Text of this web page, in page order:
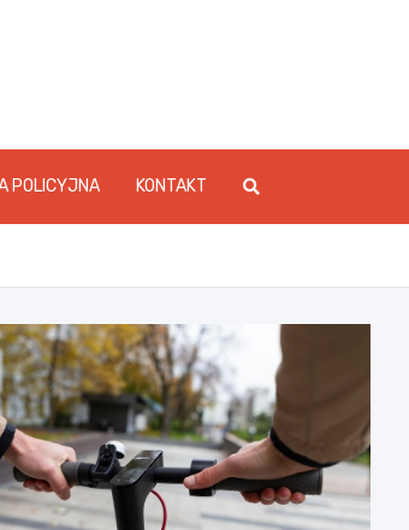
POLICYJNA KONTAKT